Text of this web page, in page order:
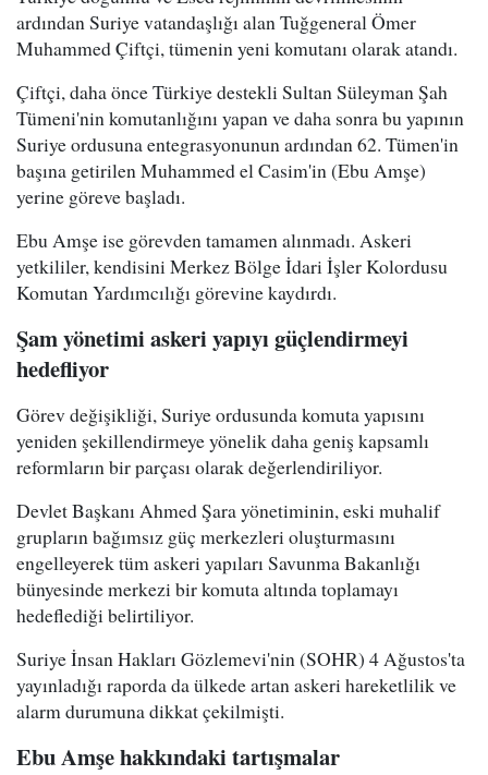
ardından Suriye vatandaşlığı alan Tuğgeneral Ömer
Muhammed Çiftçi, tümenin yeni komutanı olarak atandı.
Çiftçi, daha önce Türkiye destekli Sultan Süleyman Şah
Tümeni'nin komutanlığını yapan ve daha sonra bu yapının
Suriye ordusuna entegrasyonunun ardından 62. Tümen'in
başına getirilen Muhammed el Casim'in (Ebu Amşe)
yerine göreve başladı.
Ebu Amşe ise görevden tamamen alınmadı. Askeri
yetkililer, kendisini Merkez Bölge İdari İşler Kolordusu
Komutan Yardımcılığı görevine kaydırdı.
Şam yönetimi askeri yapıyı güçlendirmeyi
hedefliyor
Görev değişikliği, Suriye ordusunda komuta yapısını
yeniden şekillendirmeye yönelik daha geniş kapsamlı
reformların bir parçası olarak değerlendiriliyor.
Devlet Başkanı Ahmed Şara yönetiminin, eski muhalif
grupların bağımsız güç merkezleri oluşturmasını
engelleyerek tüm askeri yapıları Savunma Bakanlığı
bünyesinde merkezi bir komuta altında toplamayı
hedeflediği belirtiliyor.
Suriye İnsan Hakları Gözlemevi'nin (SOHR) 4 Ağustos'ta
yayınladığı raporda da ülkede artan askeri hareketlilik ve
alarm durumuna dikkat çekilmişti.
Ebu Amşe hakkındaki tartışmalar